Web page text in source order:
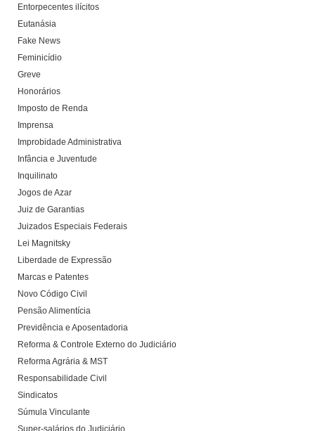
Entorpecentes ilícitos
Eutanásia
Fake News
Feminicídio
Greve
Honorários
Imposto de Renda
Imprensa
Improbidade Administrativa
Infância e Juventude
Inquilinato
Jogos de Azar
Juiz de Garantias
Juizados Especiais Federais
Lei Magnitsky
Liberdade de Expressão
Marcas e Patentes
Novo Código Civil
Pensão Alimentícia
Previdência e Aposentadoria
Reforma & Controle Externo do Judiciário
Reforma Agrária & MST
Responsabilidade Civil
Sindicatos
Súmula Vinculante